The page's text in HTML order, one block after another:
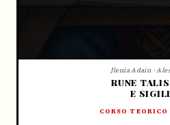
Jlenia Adain ·
RUNE
E
CORSO